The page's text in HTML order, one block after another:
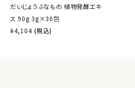
だいじょうぶなもの 植物発酵エキ
ス 90g 3g×30包
¥4,104 (税込)